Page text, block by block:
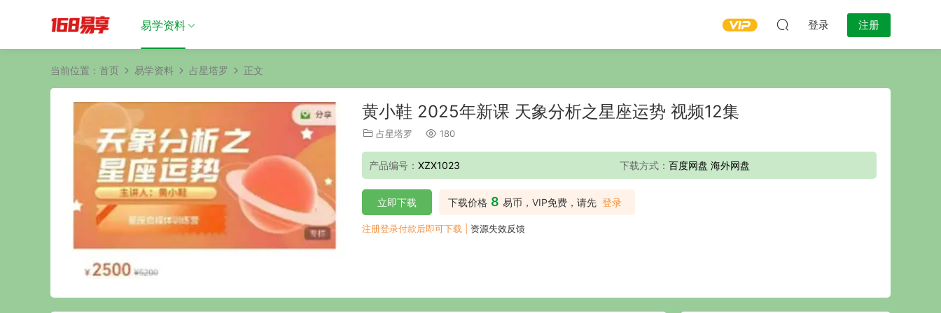
易学资料 登录 注册
当前位置： 首页 易学资料 占星塔罗 正文
黄小鞋 2025年新课 天象分析之星座运势 视频12集
占星塔罗 180
产品编号： XZX1023 下载方式： 百度网盘 海外网盘
下载价格 8 易币，VIP免费，请先 登录
立即下载
注册登录付款后即可下载 | 资源失效反馈